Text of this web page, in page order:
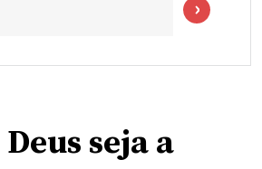
Deus seja a